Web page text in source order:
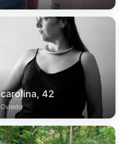
carolina, 42
Oviedo